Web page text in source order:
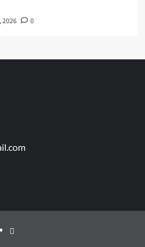
2026 0
About